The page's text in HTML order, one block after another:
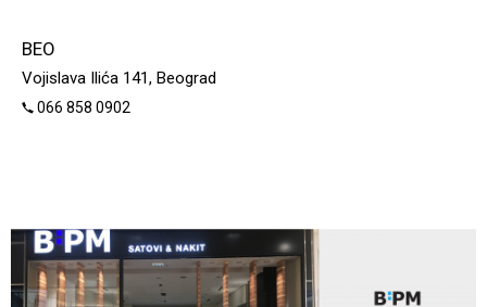
BEO
Vojislava Ilića 141, Beograd
066 858 0902